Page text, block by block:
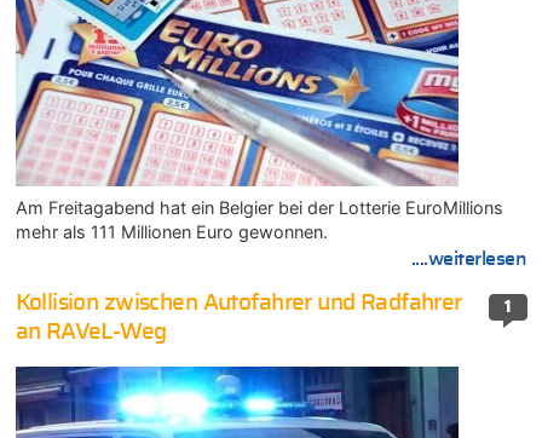
Am Freitagabend hat ein Belgier bei der Lotterie EuroMillions
mehr als 111 Millionen Euro gewonnen.
....weiterlesen
1
Kollision zwischen Autofahrer und Radfahrer
an RAVeL-Weg